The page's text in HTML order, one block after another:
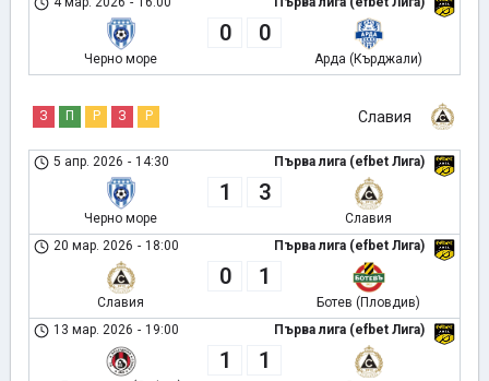
Черно море
0 0
Арда (Кърджали)
Славия
З П Р З Р
Първа лига (efbet Лига)
5 апр. 2026 - 14:30
Черно море
1 3
Славия
Първа лига (efbet Лига)
20 мар. 2026 - 18:00
Славия
0 1
Ботев (Пловдив)
Първа лига (efbet Лига)
13 мар. 2026 - 19:00
1 1